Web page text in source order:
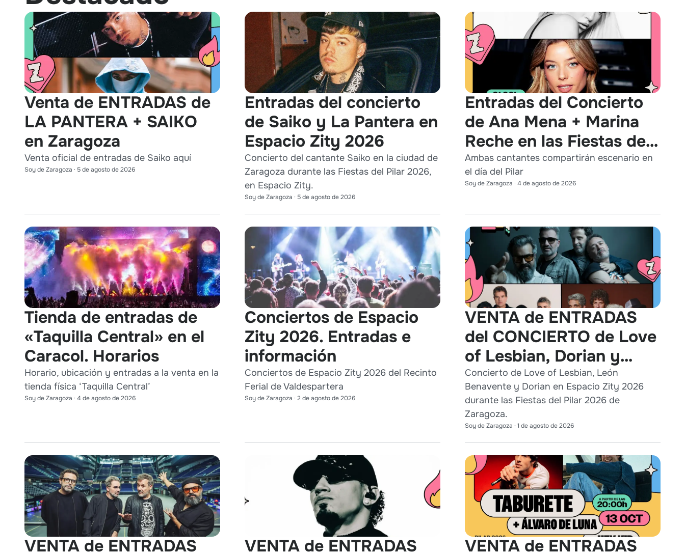
Venta de ENTRADAS de
LA PANTERA + SAIKO
en Zaragoza
Venta oficial de entradas de Saiko aquí
Soy de Zaragoza · 5 de agosto de 2026
Entradas del concierto
de Saiko y La Pantera en
Espacio Zity 2026
Concierto del cantante Saiko en la ciudad de
Zaragoza durante las Fiestas del Pilar 2026,
en Espacio Zity.
Soy de Zaragoza · 5 de agosto de 2026
Entradas del Concierto
de Ana Mena + Marina
Reche en las Fiestas del
Pilar 2026
Ambas cantantes compartirán escenario en
el día del Pilar
Soy de Zaragoza · 4 de agosto de 2026
Tienda de entradas de
«Taquilla Central» en el
Caracol. Horarios
Horario, ubicación y entradas a la venta en la
tienda física ‘Taquilla Central’
Soy de Zaragoza · 4 de agosto de 2026
Conciertos de Espacio
Zity 2026. Entradas e
información
Conciertos de Espacio Zity 2026 del Recinto
Ferial de Valdespartera
Soy de Zaragoza · 2 de agosto de 2026
VENTA de ENTRADAS
del CONCIERTO de Love
of Lesbian, Dorian y
León Benavente en
Zaragoza 2026
Concierto de Love of Lesbian, León
Benavente y Dorian en Espacio Zity 2026
durante las Fiestas del Pilar 2026 de
Zaragoza.
Soy de Zaragoza · 1 de agosto de 2026
VENTA de ENTRADAS VENTA de ENTRADAS VENTA de ENTRADAS